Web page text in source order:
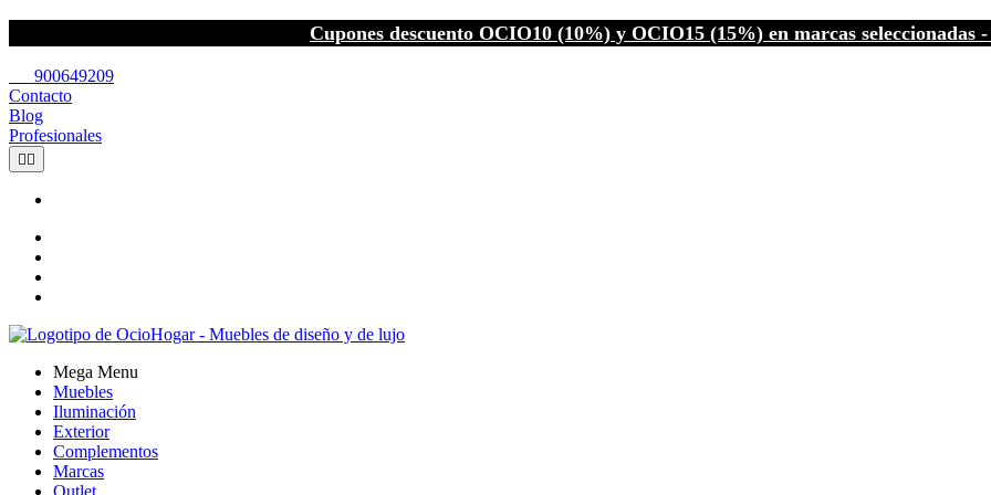
Cupones descuento OCIO10 (10%) y OCIO15 (15%) en marcas seleccionadas
900649209
Contacto
Blog
Profesionales
 
Mega Menu
Muebles
Iluminación
Exterior
Complementos
Marcas
Outlet